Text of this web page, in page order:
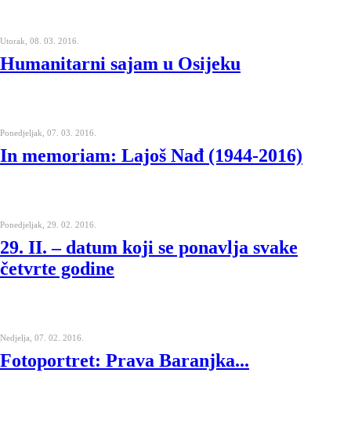
Utorak, 08. 03. 2016.
Humanitarni sajam u Osijeku
Ponedjeljak, 07. 03. 2016.
In memoriam: Lajoš Nađ (1944-2016)
Ponedjeljak, 29. 02. 2016.
29. II. – datum koji se ponavlja svake
četvrte godine
Nedjelja, 07. 02. 2016.
Fotoportret: Prava Baranjka...